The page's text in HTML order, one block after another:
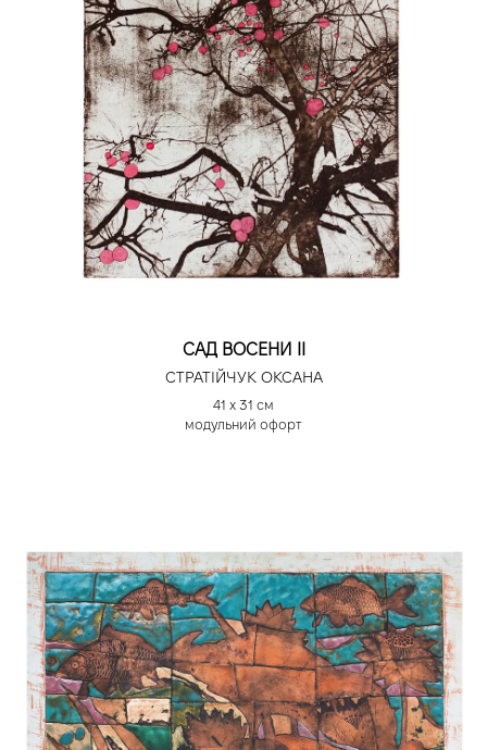
САД ВОСЕНИ ІІ
СТРАТІЙЧУК ОКСАНА
41 х 31 см
модульний офорт